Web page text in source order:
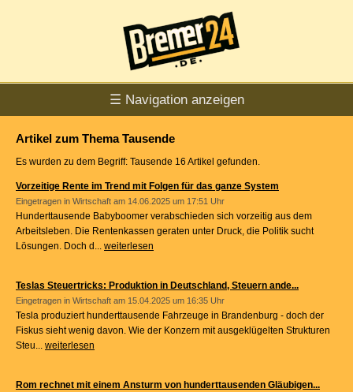
☰ Navigation anzeigen
Artikel zum Thema Tausende
Es wurden zu dem Begriff: Tausende 16 Artikel gefunden.
Vorzeitige Rente im Trend mit Folgen für das ganze System
Eingetragen in Wirtschaft am 14.06.2025 um 17:51 Uhr
Hunderttausende Babyboomer verabschieden sich vorzeitig aus dem
Arbeitsleben. Die Rentenkassen geraten unter Druck, die Politik sucht
Lösungen. Doch d... weiterlesen
Teslas Steuertricks: Produktion in Deutschland, Steuern ande...
Eingetragen in Wirtschaft am 15.04.2025 um 16:35 Uhr
Tesla produziert hunderttausende Fahrzeuge in Brandenburg - doch der
Fiskus sieht wenig davon. Wie der Konzern mit ausgeklügelten Strukturen
Steu... weiterlesen
Rom rechnet mit einem Ansturm von hunderttausenden Gläubigen...